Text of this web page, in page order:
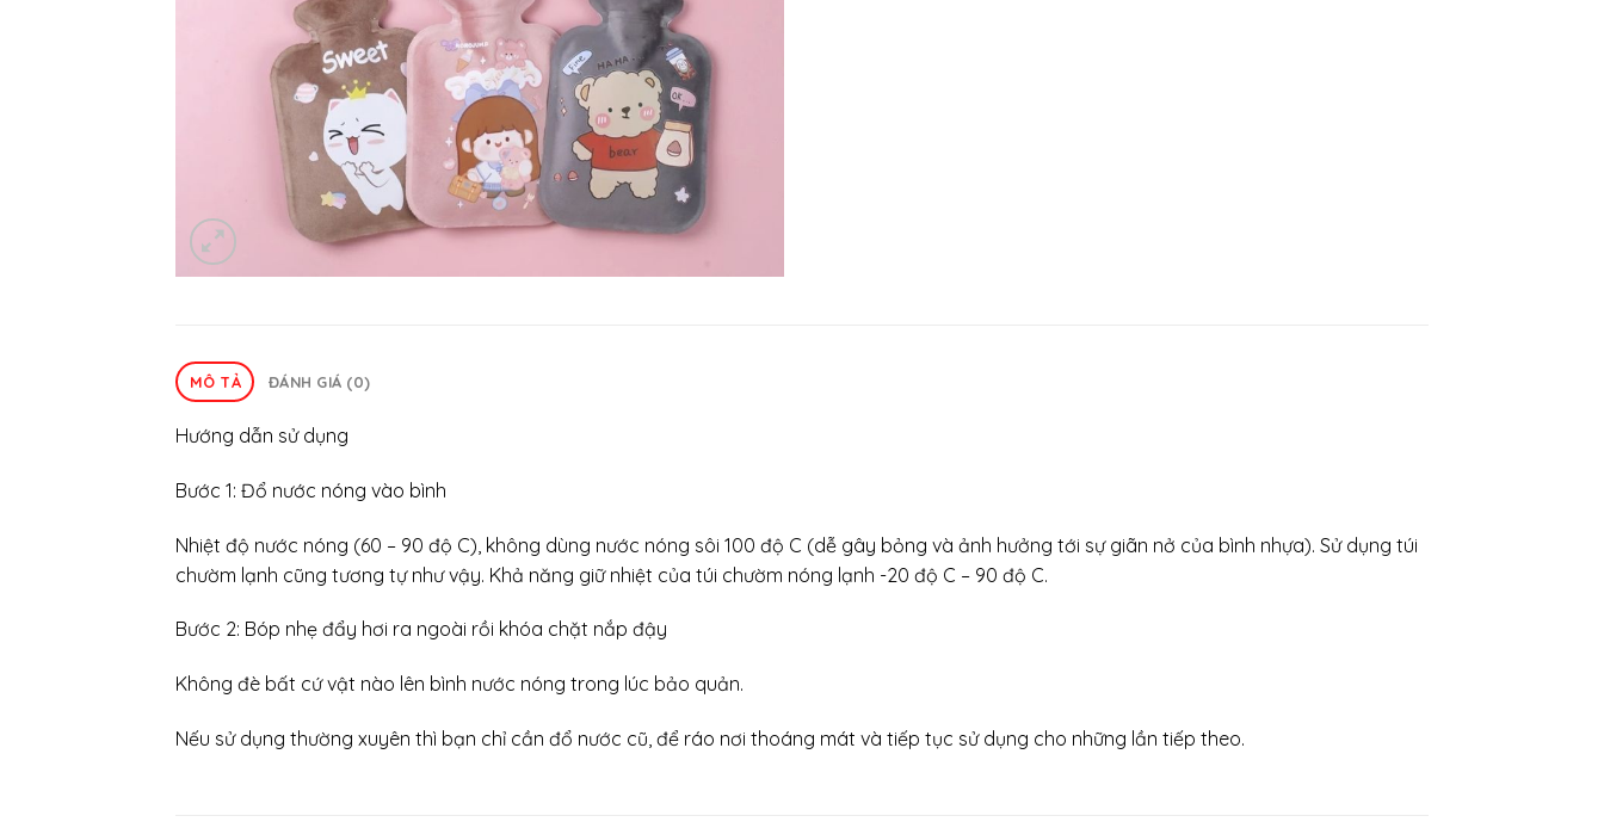
MÔ TẢ ĐÁNH GIÁ (0)
Hướng dẫn sử dụng
Bước 1: Đổ nước nóng vào bình
Nhiệt độ nước nóng (60 – 90 độ C), không dùng nước nóng sôi 100 độ C (dễ gây bỏng và ảnh hưởng tới sự giãn nở của bình nhựa). Sử dụng túi
chườm lạnh cũng tương tự như vậy. Khả năng giữ nhiệt của túi chườm nóng lạnh -20 độ C – 90 độ C.
Bước 2: Bóp nhẹ đẩy hơi ra ngoài rồi khóa chặt nắp đậy
Không đè bất cứ vật nào lên bình nước nóng trong lúc bảo quản.
Nếu sử dụng thường xuyên thì bạn chỉ cần đổ nước cũ, để ráo nơi thoáng mát và tiếp tục sử dụng cho những lần tiếp theo.